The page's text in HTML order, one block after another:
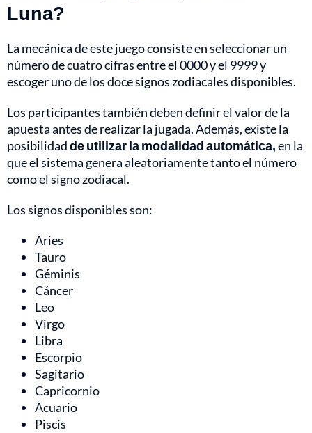
Luna?
La mecánica de este juego consiste en seleccionar un
número de cuatro cifras entre el 0000 y el 9999 y
escoger uno de los doce signos zodiacales disponibles.
Los participantes también deben definir el valor de la
apuesta antes de realizar la jugada. Además, existe la
posibilidadde utilizar la modalidad automática,en la
que el sistema genera aleatoriamente tanto el número
como el signo zodiacal.
Los signos disponibles son:
Aries
Tauro
Géminis
Cáncer
Leo
Virgo
Libra
Escorpio
Sagitario
Capricornio
Acuario
Piscis